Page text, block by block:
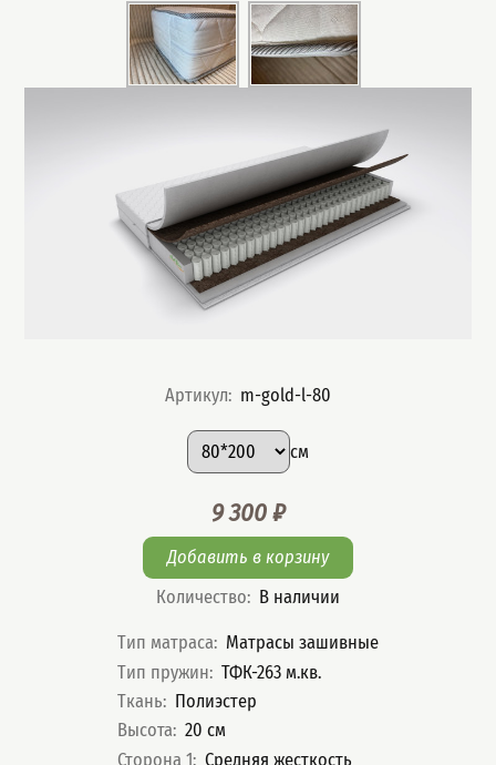
Артикул: m-gold-l-80
Подобрать вариант
Размер:
см
Цена
9 300 ₽
Количество: В наличии
Характеристики
Тип матраса: Матрасы зашивные
Тип пружин: ТФК-263 м.кв.
Ткань: Полиэстер
Высота: 20 см
Сторона 1: Средняя жесткость